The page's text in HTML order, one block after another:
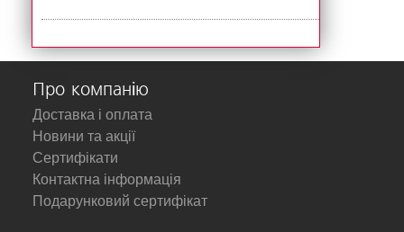
Про компанію
Доставка і оплата
Новини та акції
Сертифікати
Контактна інформація
Подарунковий сертифікат